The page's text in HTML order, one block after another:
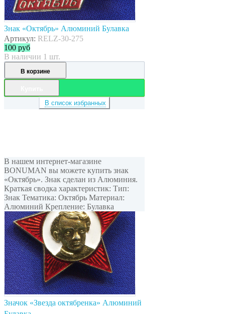
Знак «Октябрь» Алюминий Булавка
Артикул: RELZ-30-275
100 руб
В наличии 1 шт.
В корзине
В список избранных
В нашем интернет-магазине
BONUMAN вы можете купить знак
«Октябрь». Знак сделан из Алюминия.
Краткая сводка характеристик: Тип:
Знак Тематика: Октябрь Материал:
Алюминий Крепление: Булавка
Значок «Звезда октябренка» Алюминий